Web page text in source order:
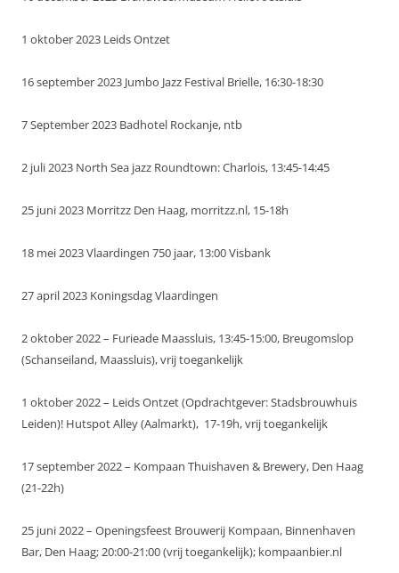
1 oktober 2023 Leids Ontzet
16 september 2023 Jumbo Jazz Festival Brielle, 16:30-18:30
7 September 2023 Badhotel Rockanje, ntb
2 juli 2023 North Sea jazz Roundtown: Charlois, 13:45-14:45
25 juni 2023 Morritzz Den Haag, morritzz.nl, 15-18h
18 mei 2023 Vlaardingen 750 jaar, 13:00 Visbank
27 april 2023 Koningsdag Vlaardingen
2 oktober 2022 – Furieade Maassluis, 13:45-15:00, Breugomslop
(Schanseiland, Maassluis), vrij toegankelijk
1 oktober 2022 – Leids Ontzet (Opdrachtgever: Stadsbrouwhuis
Leiden)! Hutspot Alley (Aalmarkt), 17-19h, vrij toegankelijk
17 september 2022 – Kompaan Thuishaven & Brewery, Den Haag
(21-22h)
25 juni 2022 – Openingsfeest Brouwerij Kompaan, Binnenhaven
Bar, Den Haag; 20:00-21:00 (vrij toegankelijk); kompaanbier.nl